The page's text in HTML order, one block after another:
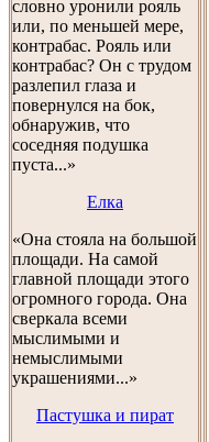
словно уронили рояль
или, по меньшей мере,
контрабас. Рояль или
контрабас? Он с трудом
разлепил глаза и
повернулся на бок,
обнаружив, что
соседняя подушка
пуста...»
Елка
«Она стояла на большой
площади. На самой
главной площади этого
огромного города. Она
сверкала всеми
мыслимыми и
немыслимыми
украшениями...»
Пастушка и пират